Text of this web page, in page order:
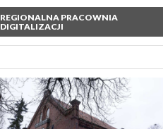
REGIONALNA PRACOWNIA
DIGITALIZACJI